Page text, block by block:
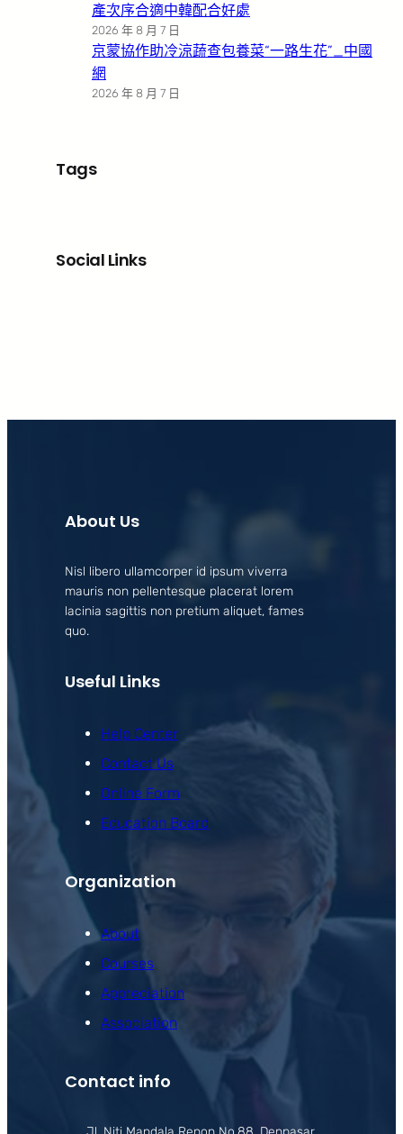
產次序合適中韓配合好處
2026 年 8 月 7 日
京蒙協作助冷涼蔬查包養菜“一路生花”_中國
網
2026 年 8 月 7 日
Tags
Social Links
About Us
Nisl libero ullamcorper id ipsum viverra
mauris non pellentesque placerat lorem
lacinia sagittis non pretium aliquet, fames
quo.
Useful Links
Help Center
Contact Us
Online Form
Education Board
Organization
About
Courses
Appreciation
Association
Contact info